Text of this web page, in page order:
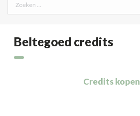
Search:
Beltegoed credits
Credits kopen